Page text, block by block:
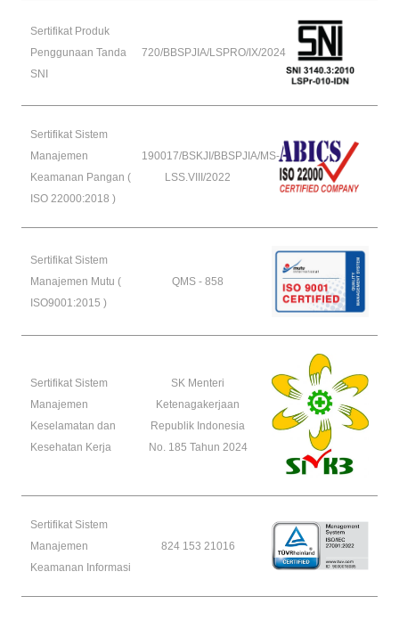
Sertifikat Produk
Penggunaan Tanda
SNI
720/BBSPJIA/LSPRO/IX/2024
Sertifikat Sistem
Manajemen
Keamanan Pangan (
ISO 22000:2018 )
190017/BSKJI/BBSPJIA/MS-
LSS.VIII/2022
Sertifikat Sistem
Manajemen Mutu (
ISO9001:2015 )
QMS - 858
Sertifikat Sistem
Manajemen
Keselamatan dan
Kesehatan Kerja
SK Menteri
Ketenagakerjaan
Republik Indonesia
No. 185 Tahun 2024
Sertifikat Sistem
Manajemen
Keamanan Informasi
824 153 21016